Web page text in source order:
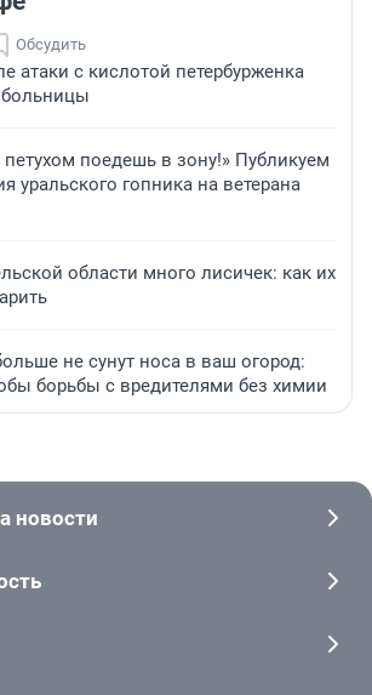
Обсудить
атаки с кислотой петербурженка
петухом поедешь в зону!» Публикуем
уральского гопника на ветерана
области много лисичек: как их
не сунут носа в ваш огород:
борьбы с вредителями без химии
новости